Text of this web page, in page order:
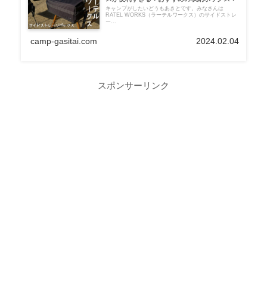
キャンプがしたいどうもあきとです。みなさんは
RATEL WORKS（ラーテルワークス）のサイドストレ
ー...
camp-gasitai.com 2024.02.04
スポンサーリンク